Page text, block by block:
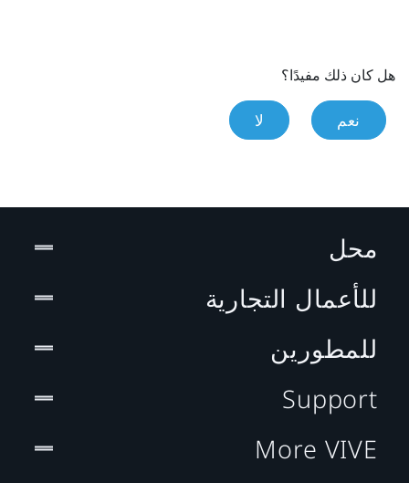
هل كان ذلك مفيدًا؟
نعم لا
محل
للأعمال التجارية
للمطورين
Support
More VIVE